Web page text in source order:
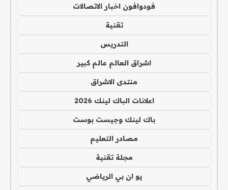
فودوافون اخبار الاتصالات
تقنية
التدريس
اشراق العالم عالم كبير
منتدى الاشراق
اعلانات الباك لينك 2026
باك لينك وجيست بوست
مصادر التعليم
مجلة تقنية
يو ان بي الرياضي